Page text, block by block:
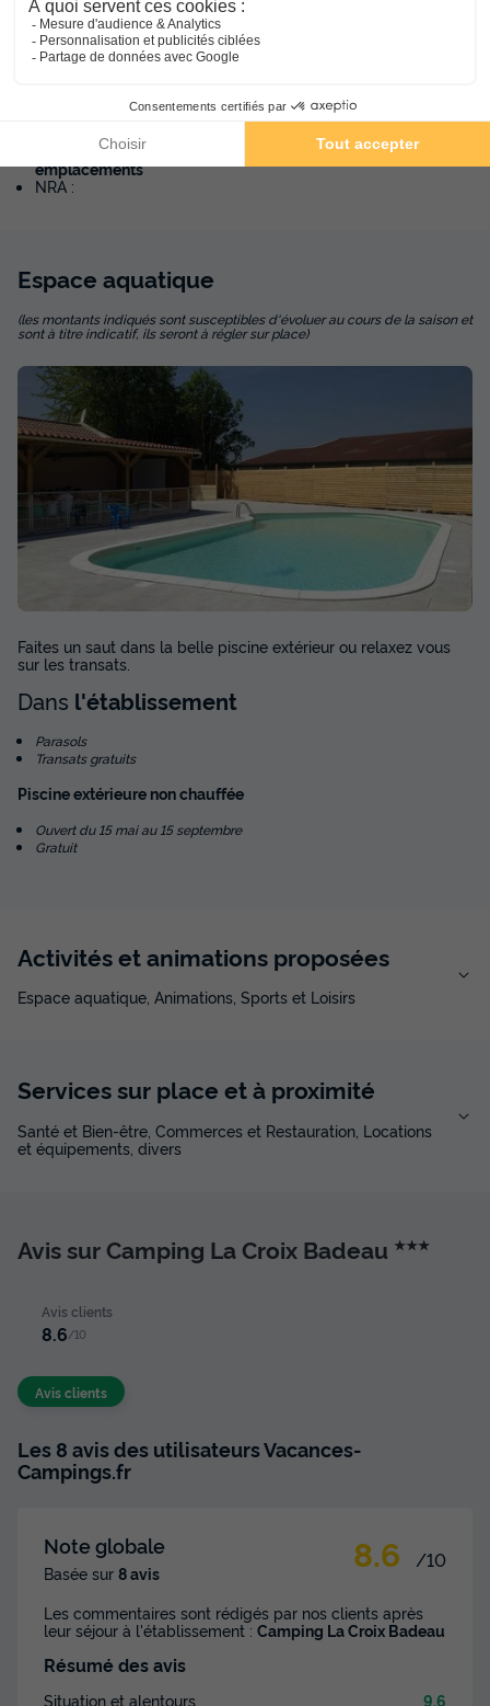
Langues parlées à l'accueil
Français, Anglais, Allemand, Hollandais
Informations pratiques
Voiture conseillée
Nombre d'emplacement dans le camping :39
emplacements
NRA :
Espace aquatique
(les montants indiqués sont susceptibles d'évoluer au cours de la saison et
sont à titre indicatif, ils seront à régler sur place)
Faites un saut dans la belle piscine extérieur ou relaxez vous
sur les transats.
Dans l'établissement
Parasols
Transats gratuits
Piscine extérieure non chauffée
Ouvert du 15 mai au 15 septembre
Gratuit
Activités et animations proposées
Espace aquatique, Animations, Sports et Loisirs
Services sur place et à proximité
Santé et Bien-être, Commerces et Restauration, Locations
et équipements, divers
Avis sur Camping La Croix Badeau ★★★
Avis clients
8.6/10
Avis clients
Les 8 avis des utilisateurs Vacances-
Campings.fr
Note globale
Basée sur 8 avis 8.6 /10
Les commentaires sont rédigés par nos clients après
leur séjour à l'établissement : Camping La Croix Badeau
Résumé des avis
Situation et alentours 9.6